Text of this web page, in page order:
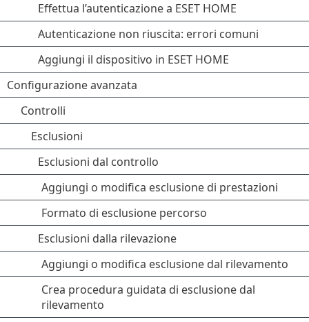
Effettua l’autenticazione a ESET HOME
Autenticazione non riuscita: errori comuni
Aggiungi il dispositivo in ESET HOME
Configurazione avanzata
Controlli
Esclusioni
Esclusioni dal controllo
Aggiungi o modifica esclusione di prestazioni
Formato di esclusione percorso
Esclusioni dalla rilevazione
Aggiungi o modifica esclusione dal rilevamento
Crea procedura guidata di esclusione dal
rilevamento